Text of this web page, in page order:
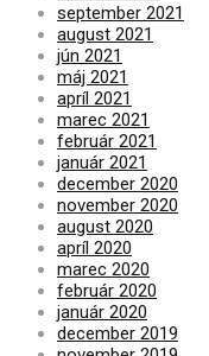
september 2021
august 2021
jún 2021
máj 2021
apríl 2021
marec 2021
február 2021
január 2021
december 2020
november 2020
august 2020
apríl 2020
marec 2020
február 2020
január 2020
december 2019